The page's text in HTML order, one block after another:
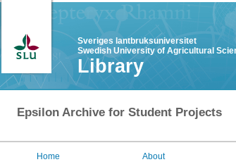
Sveriges lantbruksuniversitet
Swedish University of Agricultural
Library
Epsilon Archive for Student Projects
Home About